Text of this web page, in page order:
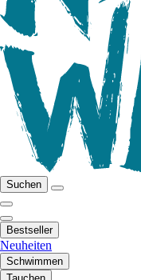
Suchen
Bestseller
Neuheiten
Schwimmen